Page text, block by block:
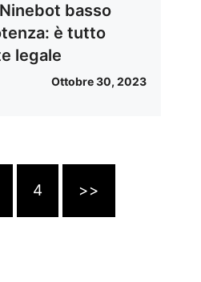
basso
è tutto
legale
Ottobre 30, 2023
4 >>